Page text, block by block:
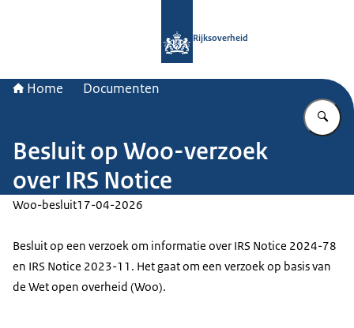
Rijksoverheid
Home Documenten
Besluit op Woo-verzoek
over IRS Notice
Woo-besluit17-04-2026
Besluit op een verzoek om informatie over IRS Notice 2024-78
en IRS Notice 2023-11. Het gaat om een verzoek op basis van
de Wet open overheid (Woo).